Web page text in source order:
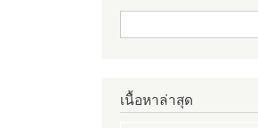
ฟอร์มค้นหา
เนื้อหาล่าสุด